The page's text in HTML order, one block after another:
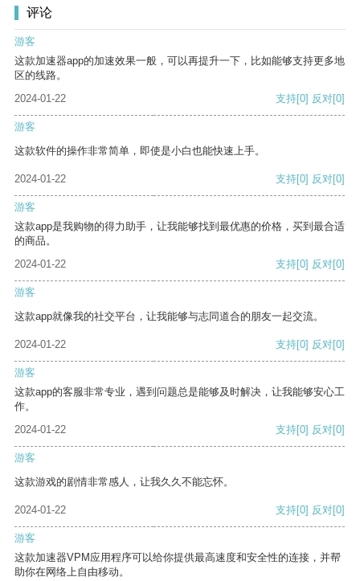
评论
游客
这款加速器app的加速效果一般，可以再提升一下，比如能够支持更多地
区的线路。
2024-01-22
支持[0] 反对[0]
游客
这款软件的操作非常简单，即使是小白也能快速上手。
2024-01-22 支持[0] 反对[0]
游客
这款app是我购物的得力助手，让我能够找到最优惠的价格，买到最合适
的商品。
2024-01-22
支持[0] 反对[0]
游客
这款app就像我的社交平台，让我能够与志同道合的朋友一起交流。
2024-01-22 支持[0] 反对[0]
游客
这款app的客服非常专业，遇到问题总是能够及时解决，让我能够安心工
作。
2024-01-22
支持[0] 反对[0]
游客
这款游戏的剧情非常感人，让我久久不能忘怀。
2024-01-22 支持[0] 反对[0]
游客
这款加速器VPM应用程序可以给你提供最高速度和安全性的连接，并帮
助你在网络上自由移动。